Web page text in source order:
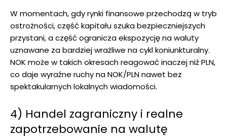
W momentach, gdy rynki finansowe przechodzą w tryb
ostrożności, część kapitału szuka bezpieczniejszych
przystani, a część ogranicza ekspozycję na waluty
uznawane za bardziej wrażliwe na cykl koniunkturalny.
NOK może w takich okresach reagować inaczej niż PLN,
co daje wyraźne ruchy na NOK/PLN nawet bez
spektakularnych lokalnych wiadomości.
4) Handel zagraniczny i realne
zapotrzebowanie na walutę